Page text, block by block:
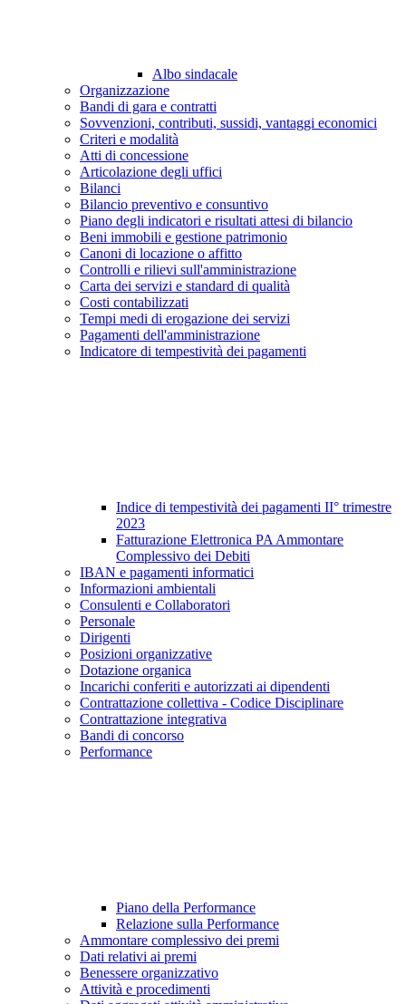
Albo sindacale
Organizzazione
Bandi di gara e contratti
Sovvenzioni, contributi, sussidi, vantaggi economici
Criteri e modalità
Atti di concessione
Articolazione degli uffici
Bilanci
Bilancio preventivo e consuntivo
Piano degli indicatori e risultati attesi di bilancio
Beni immobili e gestione patrimonio
Canoni di locazione o affitto
Controlli e rilievi sull'amministrazione
Carta dei servizi e standard di qualità
Costi contabilizzati
Tempi medi di erogazione dei servizi
Pagamenti dell'amministrazione
Indicatore di tempestività dei pagamenti
Indice di tempestività dei pagamenti II° trimestre
2023
Fatturazione Elettronica PA Ammontare
Complessivo dei Debiti
IBAN e pagamenti informatici
Informazioni ambientali
Consulenti e Collaboratori
Personale
Dirigenti
Posizioni organizzative
Dotazione organica
Incarichi conferiti e autorizzati ai dipendenti
Contrattazione collettiva - Codice Disciplinare
Contrattazione integrativa
Bandi di concorso
Performance
Piano della Performance
Relazione sulla Performance
Ammontare complessivo dei premi
Dati relativi ai premi
Benessere organizzativo
Attività e procedimenti